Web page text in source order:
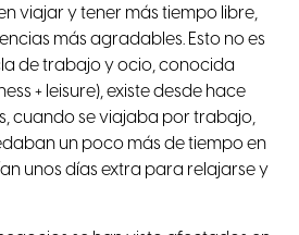
viajar y tener más tiempo libre,
más agradables. Esto no es
de trabajo y ocio, conocida
+ leisure), existe desde hace
cuando se viajaba por trabajo,
un poco más de tiempo en
unos días extra para relajarse y